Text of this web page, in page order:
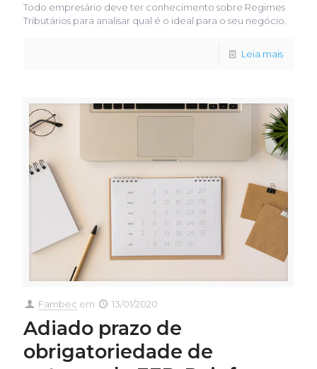
Todo empresário deve ter conhecimento sobre Regimes
Tributários para analisar qual é o ideal para o seu negócio.
Leia mais
Fambec em 13/01/2020
Adiado prazo de
obrigatoriedade de